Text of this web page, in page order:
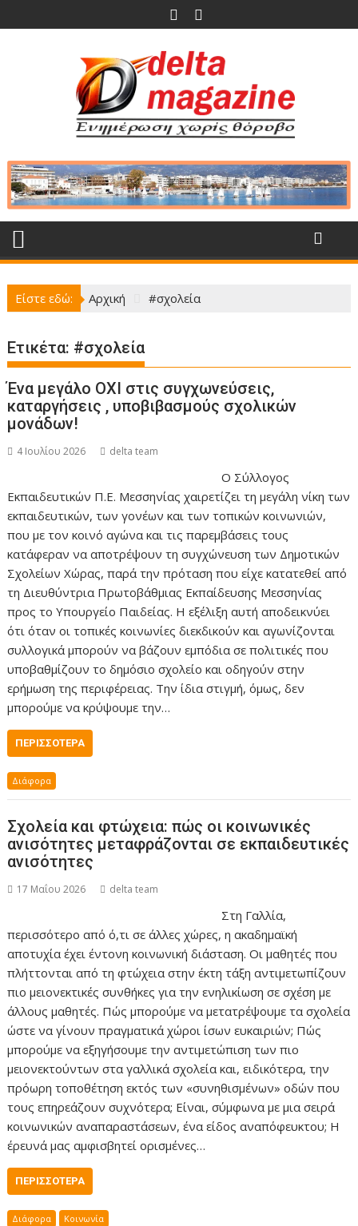
στο
Είστε εδώ: Αρχική #σχολεία
Ετικέτα: #σχολεία
Ένα μεγάλο ΟΧΙ στις συγχωνεύσεις,
καταργήσεις , υποβιβασμούς σχολικών
μονάδων!
4 Ιουλίου 2026 delta team
Ο Σύλλογος
Εκπαιδευτικών Π.Ε. Μεσσηνίας χαιρετίζει τη μεγάλη νίκη των
εκπαιδευτικών, των γονέων και των τοπικών κοινωνιών,
που με τον κοινό αγώνα και τις παρεμβάσεις τους
κατάφεραν να αποτρέψουν τη συγχώνευση των Δημοτικών
Σχολείων Χώρας, παρά την πρόταση που είχε κατατεθεί από
τη Διευθύντρια Πρωτοβάθμιας Εκπαίδευσης Μεσσηνίας
προς το Υπουργείο Παιδείας. Η εξέλιξη αυτή αποδεικνύει
ότι όταν οι τοπικές κοινωνίες διεκδικούν και αγωνίζονται
συλλογικά μπορούν να βάζουν εμπόδια σε πολιτικές που
υποβαθμίζουν το δημόσιο σχολείο και οδηγούν στην
ερήμωση της περιφέρειας. Την ίδια στιγμή, όμως, δεν
μπορούμε να κρύψουμε την…
ΠΕΡΙΣΣΌΤΕΡΑ
Διάφορα
Σχολεία και φτώχεια: πώς οι κοινωνικές
ανισότητες μεταφράζονται σε εκπαιδευτικές
ανισότητες
17 Μαΐου 2026 delta team
Στη Γαλλία,
περισσότερο από ό,τι σε άλλες χώρες, η ακαδημαϊκή
αποτυχία έχει έντονη κοινωνική διάσταση. Οι μαθητές που
πλήττονται από τη φτώχεια στην έκτη τάξη αντιμετωπίζουν
πιο μειονεκτικές συνθήκες για την ενηλικίωση σε σχέση με
άλλους μαθητές. Πώς μπορούμε να μετατρέψουμε τα σχολεία
ώστε να γίνουν πραγματικά χώροι ίσων ευκαιριών; Πώς
μπορούμε να εξηγήσουμε την αντιμετώπιση των πιο
μειονεκτούντων στα γαλλικά σχολεία και, ειδικότερα, την
πρόωρη τοποθέτηση εκτός των «συνηθισμένων» οδών που
τους επηρεάζουν συχνότερα; Είναι, σύμφωνα με μια σειρά
κοινωνικών αναπαραστάσεων, ένα είδος αναπόφευκτου; Η
έρευνά μας αμφισβητεί ορισμένες…
ΠΕΡΙΣΣΌΤΕΡΑ
Διάφορα Κοινωνία